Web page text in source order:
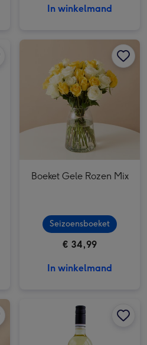
In winkelmand
Spel | Avonturen op Catan afbeelding 2
Boeket Gele Rozen Mix
Seizoensboeket
€ 34,99
In winkelmand